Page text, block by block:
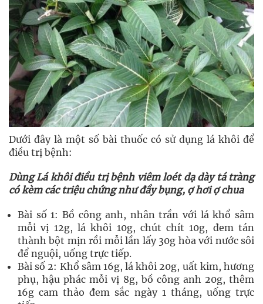
Dưới đây là một số bài thuốc có sử dụng lá khôi để
điều trị bệnh:
Dùng Lá khôi điều trị bệnh viêm loét dạ dày tá tràng
có kèm các triệu chứng như đầy bụng, ợ hơi ợ chua
Bài số 1: Bồ công anh, nhân trần với lá khổ sâm
mỗi vị 12g, lá khôi 10g, chút chít 10g, đem tán
thành bột mịn rồi mỗi lần lấy 30g hòa với nước sôi
để nguội, uống trực tiếp.
Bài số 2: Khổ sâm 16g, lá khôi 20g, uất kim, hương
phụ, hậu phác mỗi vị 8g, bồ công anh 20g, thêm
16g cam thảo đem sắc ngày 1 tháng, uống trực